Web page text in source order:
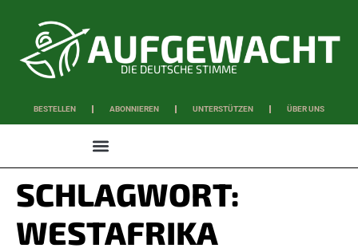
DIE DEUTSCHE STIMME
BESTELLEN ABONNIEREN UNTERSTÜTZEN ÜBER UNS
SCHLAGWORT:
WESTAFRIKA